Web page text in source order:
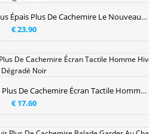
Gant Femme Écran Tactile Plus Épais Plus De Cachemire Le Nouveau Hiver Élégant Rose
€ 23.90
Gant Femme Tricot De Laine Plus De Cachemire Écran Tactile Homme Hiver Dégradé Noir
€ 17.60